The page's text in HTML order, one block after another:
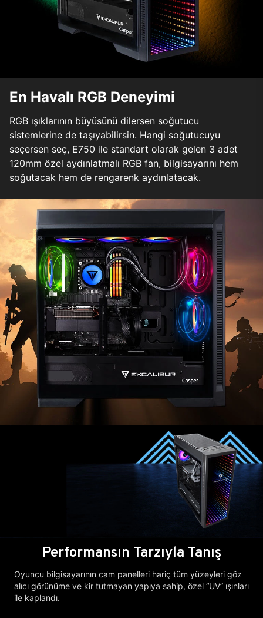
En Havalı RGB Deneyimi
RGB ışıklarının büyüsünü dilersen soğutucu
sistemlerine de taşıyabilirsin. Hangi soğutucuyu
seçersen seç, E750 ile standart olarak gelen 3 adet
120mm özel aydınlatmalı RGB fan, bilgisayarını hem
soğutacak hem de rengarenk aydınlatacak.
Performansın Tarzıyla Tanış
Oyuncu bilgisayarının cam panelleri hariç tüm yüzeyleri göz
alıcı görünüme ve kir tutmayan yapıya sahip, özel “UV” ışınları
ile kaplandı.